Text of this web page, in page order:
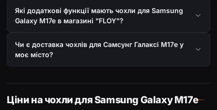
Які додаткові функції мають чохли для Samsung
Galaxy M17e в магазині "FLOY"?
Чи є доставка чохлів для Самсунг Галаксі М17е у
моє місто?
Ціни на чохли для Samsung Galaxy M17e